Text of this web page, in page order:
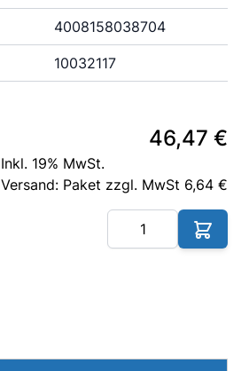
4008158038704
10032117
46,47 €
Inkl. 19% MwSt.
Versand: Paket zzgl. MwSt 6,64 €